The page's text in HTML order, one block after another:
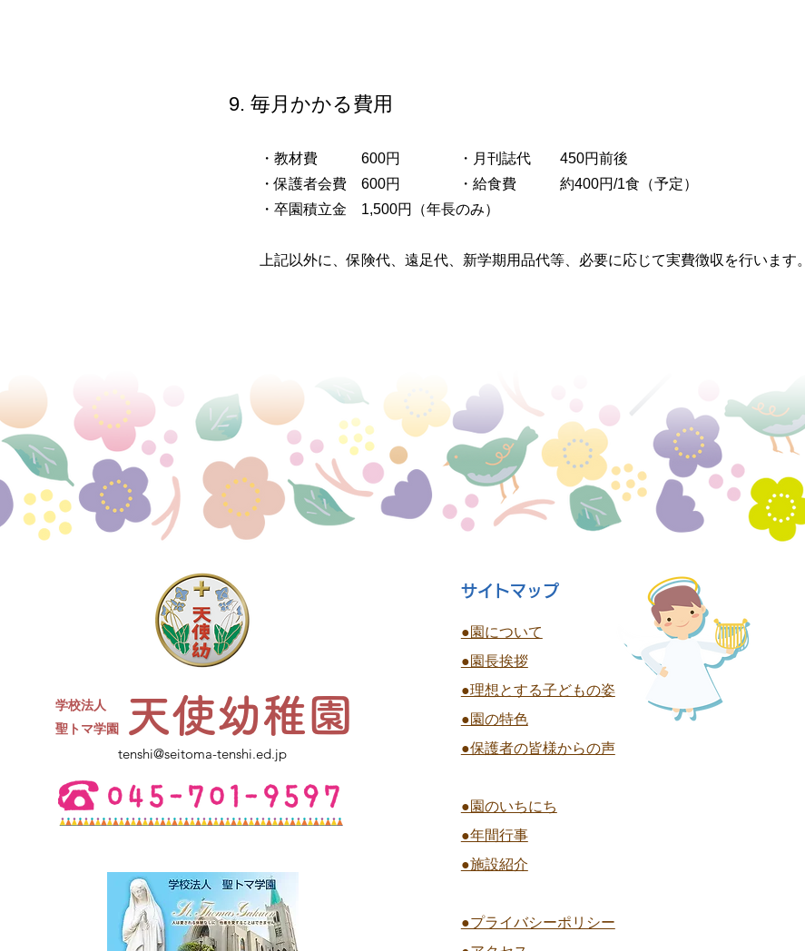
9. 毎月かかる費用
・教材費 600円 ・月刊誌代 450円前後
・保護者会費 600円 ・給食費 約400円/1食（予定）
・卒園積立金 1,500円（年長のみ）
​上記以外に、保険代、遠足代、新学期用品代等、必要に応じて実費徴収を行います。
天使幼稚園
学校法人
​聖トマ学園
tenshi@seitoma-tenshi.ed.jp
サイトマップ
●園について
●園長挨拶
●理想とする子どもの姿
●園の特色
●保護者の皆様からの声
●園のいちにち
●年間行事
●施設紹介
●プライバシーポリシー